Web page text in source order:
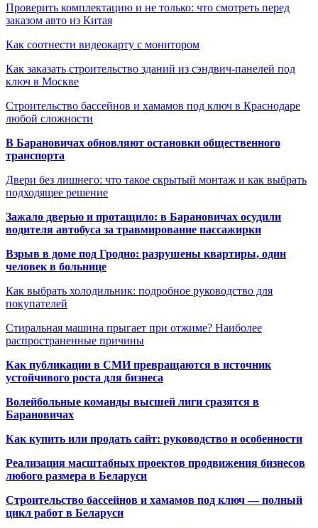
Проверить комплектацию и не только: что смотреть перед
заказом авто из Китая
Как соотнести видеокарту с монитором
Как заказать строительство зданий из сэндвич-панелей под
ключ в Москве
Строительство бассейнов и хамамов под ключ в Краснодаре
любой сложности
В Барановичах обновляют остановки общественного
транспорта
Двери без лишнего: что такое скрытый монтаж и как выбрать
подходящее решение
Зажало дверью и протащило: в Барановичах осудили
водителя автобуса за травмирование пассажирки
Взрыв в доме под Гродно: разрушены квартиры, один
человек в больнице
Как выбрать холодильник: подробное руководство для
покупателей
Стиральная машина прыгает при отжиме? Наиболее
распространенные причины
Как публикации в СМИ превращаются в источник
устойчивого роста для бизнеса
Волейбольные команды высшей лиги сразятся в
Барановичах
Как купить или продать сайт: руководство и особенности
Реализация масштабных проектов продвижения бизнесов
любого размера в Беларуси
Строительство бассейнов и хамамов под ключ — полный
цикл работ в Беларуси